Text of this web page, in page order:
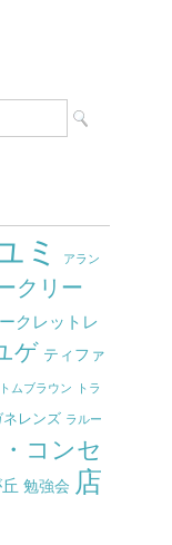
ミ アラン
クリー
クレットレ
ゲ ティファ
トムブラウン トラ
ネレンズ ラルー
コンセ
勉強会 店